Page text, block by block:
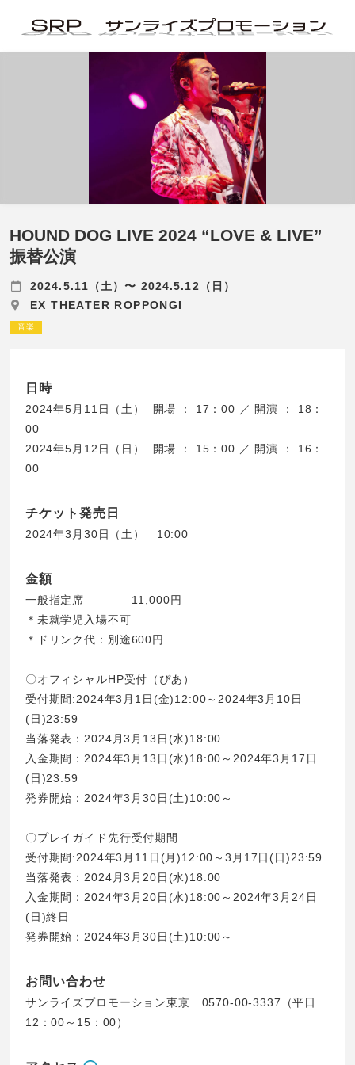
HOUND DOG LIVE 2024 “LOVE & LIVE”
振替公演
2024.5.11（土）〜 2024.5.12（日）
EX THEATER ROPPONGI
音楽
日時
2024年5月11日（土） 開場 ： 17：00 ／ 開演 ： 18：
00
2024年5月12日（日） 開場 ： 15：00 ／ 開演 ： 16：
00
チケット発売日
2024年3月30日（土） 10:00
金額
一般指定席 11,000円
＊未就学児入場不可
＊ドリンク代：別途600円
〇オフィシャルHP受付（ぴあ）
受付期間:2024年3月1日(金)12:00～2024年3月10日
(日)23:59
当落発表：2024月3月13日(水)18:00
入金期間：2024年3月13日(水)18:00～2024年3月17日
(日)23:59
発券開始：2024年3月30日(土)10:00～
〇プレイガイド先行受付期間
受付期間:2024年3月11日(月)12:00～3月17日(日)23:59
当落発表：2024月3月20日(水)18:00
入金期間：2024年3月20日(水)18:00～2024年3月24日
(日)終日
発券開始：2024年3月30日(土)10:00～
お問い合わせ
サンライズプロモーション東京 0570-00-3337（平日
12：00～15：00）